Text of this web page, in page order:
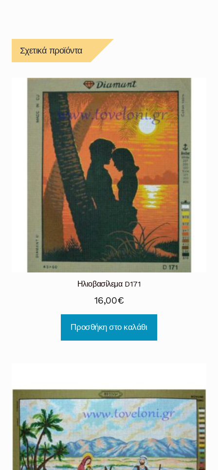
Σχετικά προϊόντα
Ηλιοβασίλεμα D171
16,00€
Προσθήκη στο καλάθι